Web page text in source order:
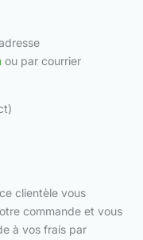
ou par courrier
clientèle vous
commande et vous
à vos frais par